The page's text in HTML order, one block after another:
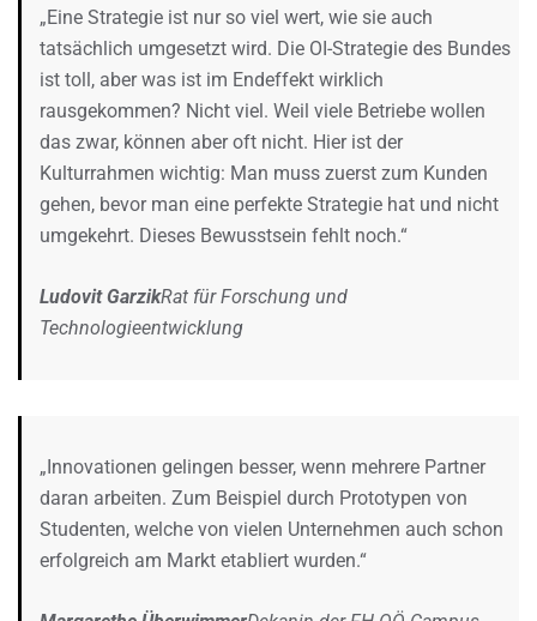
„Eine Strategie ist nur so viel wert, wie sie auch
tatsächlich umgesetzt wird. Die OI-Strategie des Bundes
ist toll, aber was ist im Endeffekt wirklich
rausgekommen? Nicht viel. Weil viele Betriebe wollen
das zwar, können aber oft nicht. Hier ist der
Kulturrahmen wichtig: Man muss zuerst zum Kunden
gehen, bevor man eine perfekte Strategie hat und nicht
umgekehrt. Dieses Bewusstsein fehlt noch.“
Ludovit GarzikRat für Forschung und
Technologieentwicklung
„Innovationen gelingen besser, wenn mehrere Partner
daran arbeiten. Zum Beispiel durch Prototypen von
Studenten, welche von vielen Unternehmen auch schon
erfolgreich am Markt etabliert wurden.“